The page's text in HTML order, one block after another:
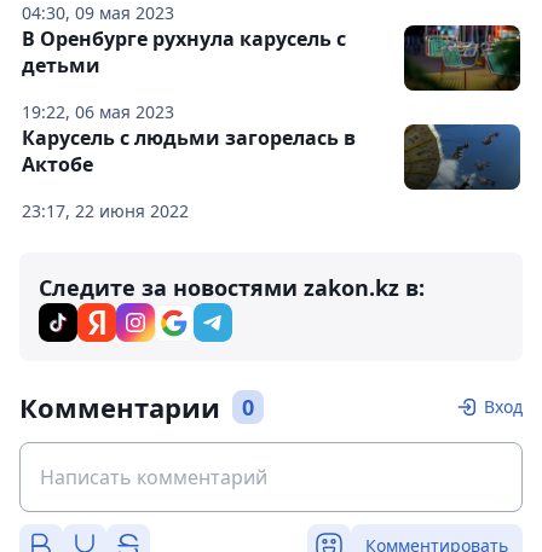
04:30, 09 мая 2023
19:22, 06 мая 2023
В Оренбурге рухнула карусель с
детьми
23:17, 22 июня 2022
Карусель с людьми загорелась в
Актобе
Следите за новостями zakon.kz в:
Комментарии 0 Вход
Комментировать